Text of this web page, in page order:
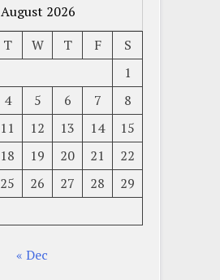
August 2026
T W T F
S
1
4 5 6 7
8
11 12 13 14
15
18 19 20 21
22
25 26 27 28
29
« Dec